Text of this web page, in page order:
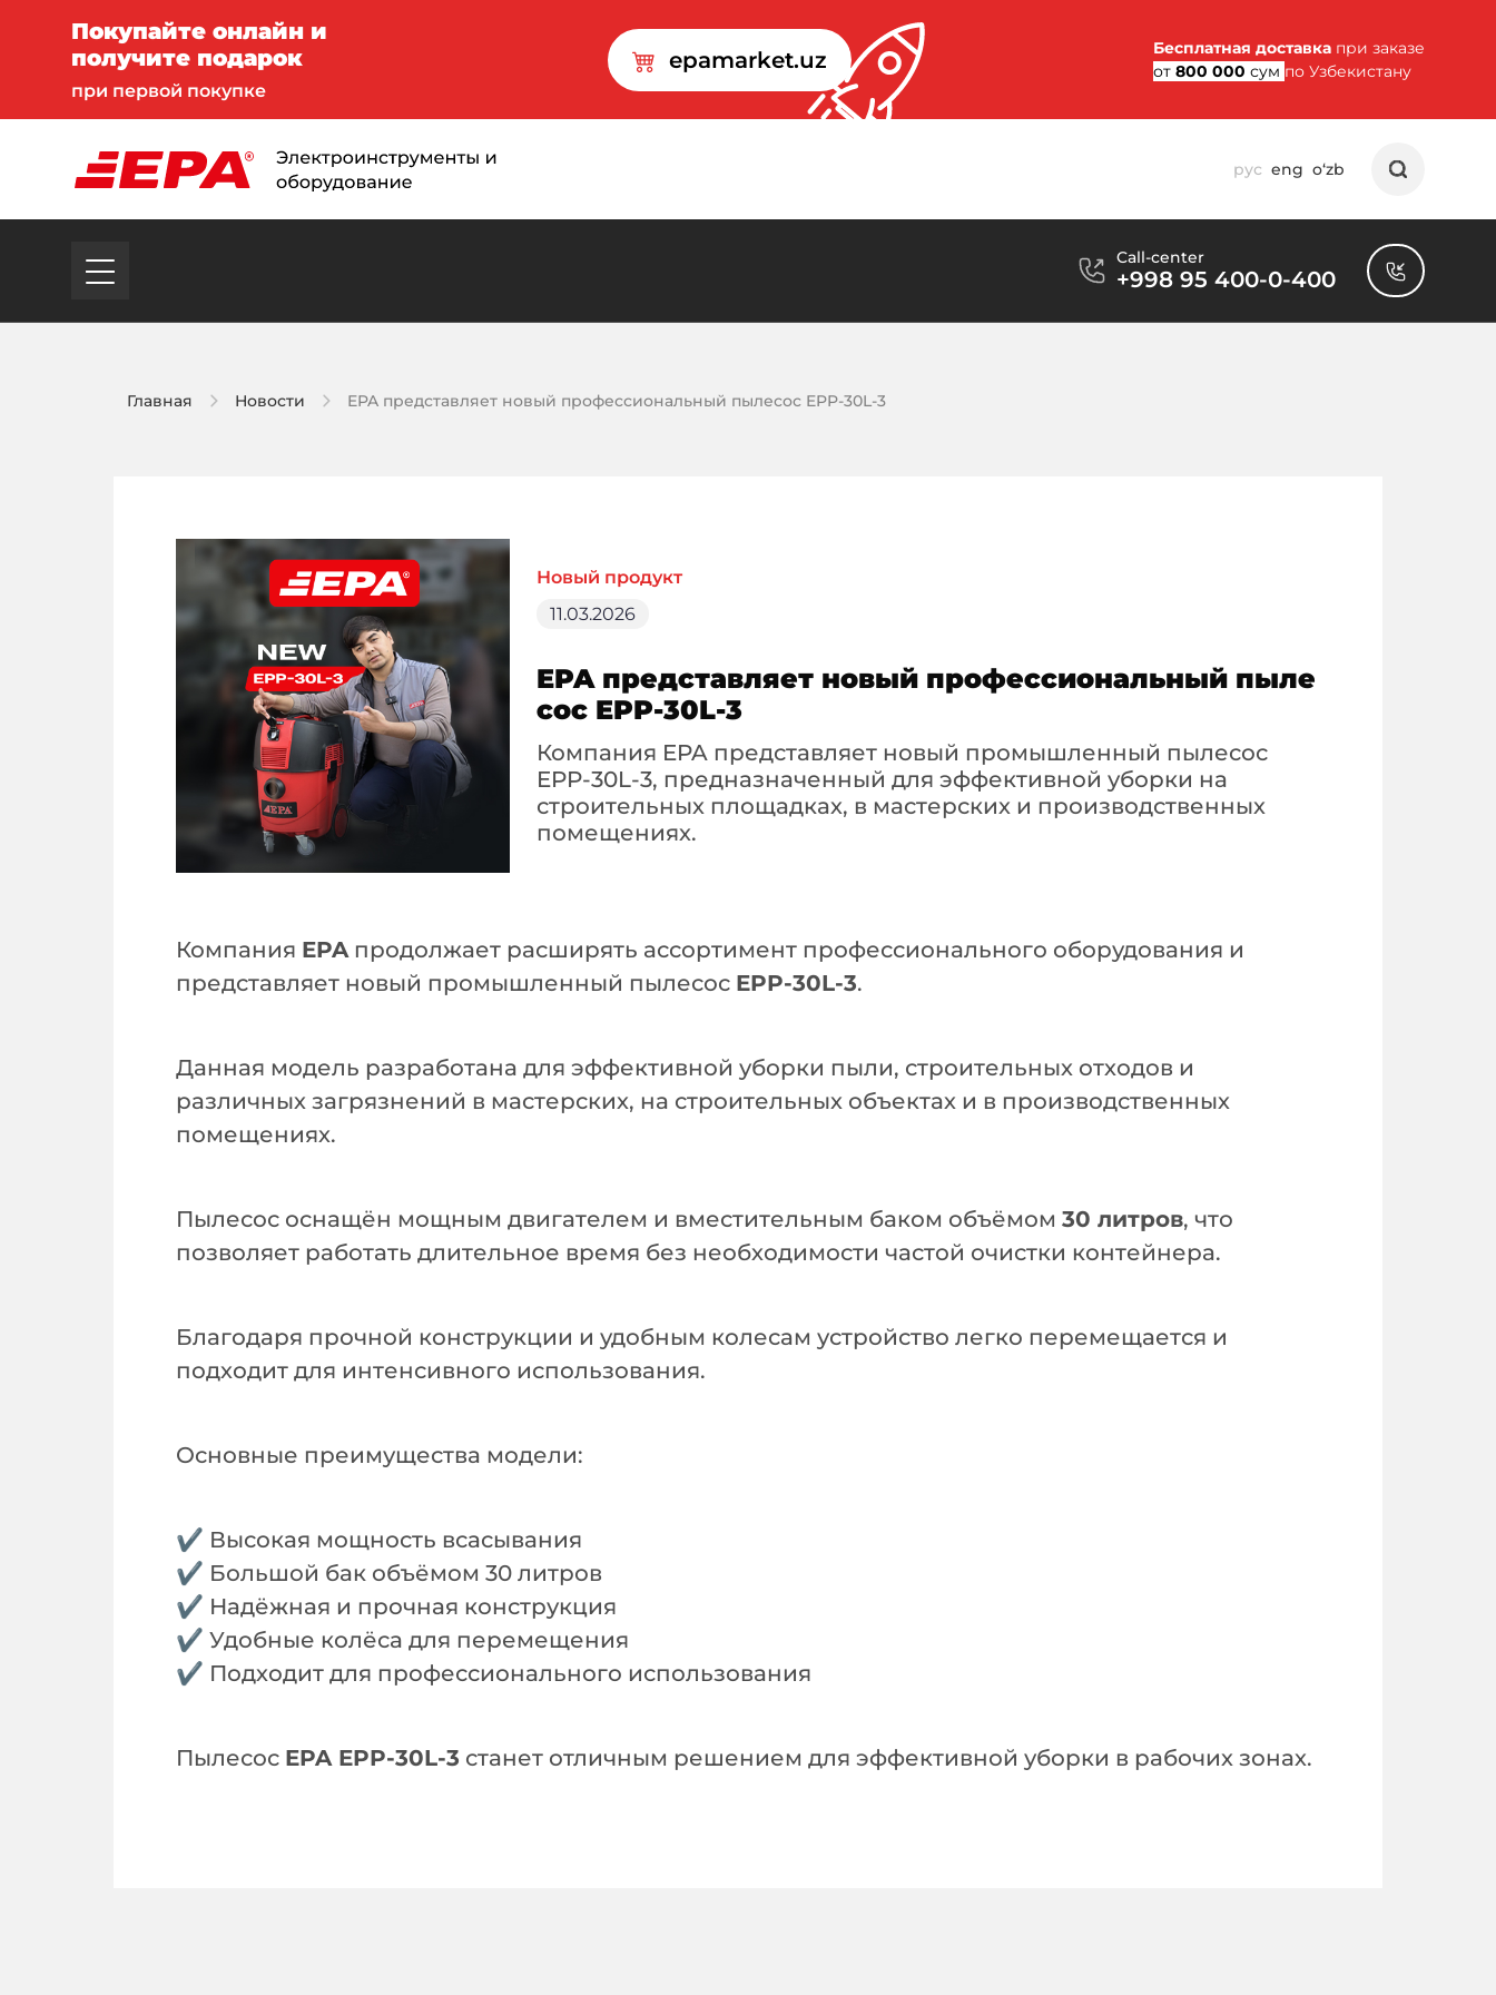
Покупайте онлайн и
получите подарок
при первой покупке
epamarket.uz Бесплатная доставка при заказе
от 800 000 сум по Узбекистану
рус eng o‘zb
Call-center
+998 95 400-0-400
Главная Новости EPA представляет новый профессиональный пылесос EPP-30L-3
Новый продукт
11.03.2026
EPA представляет новый профессиональный пыле
сос EPP-30L-3
Компания EPA представляет новый промышленный пылесос
EPP-30L-3, предназначенный для эффективной уборки на
строительных площадках, в мастерских и производственных
помещениях.
Компания EPAпродолжает расширять ассортимент профессионального оборудования и
представляет новый промышленный пылесос EPP-30L-3.
Данная модель разработана для эффективной уборки пыли, строительных отходов и
различных загрязнений в мастерских, на строительных объектах и в производственных
помещениях.
Пылесос оснащён мощным двигателем и вместительным баком объёмом 30 литров, что
позволяет работать длительное время без необходимости частой очистки контейнера.
Благодаря прочной конструкции и удобным колесам устройство легко перемещается и
подходит для интенсивного использования.
Основные преимущества модели:
✔ Высокая мощность всасывания
✔ Большой бак объёмом 30 литров
✔ Надёжная и прочная конструкция
✔ Удобные колёса для перемещения
✔ Подходит для профессионального использования
Пылесос EPA EPP-30L-3 станет отличным решением для эффективной уборки в рабочих зонах.